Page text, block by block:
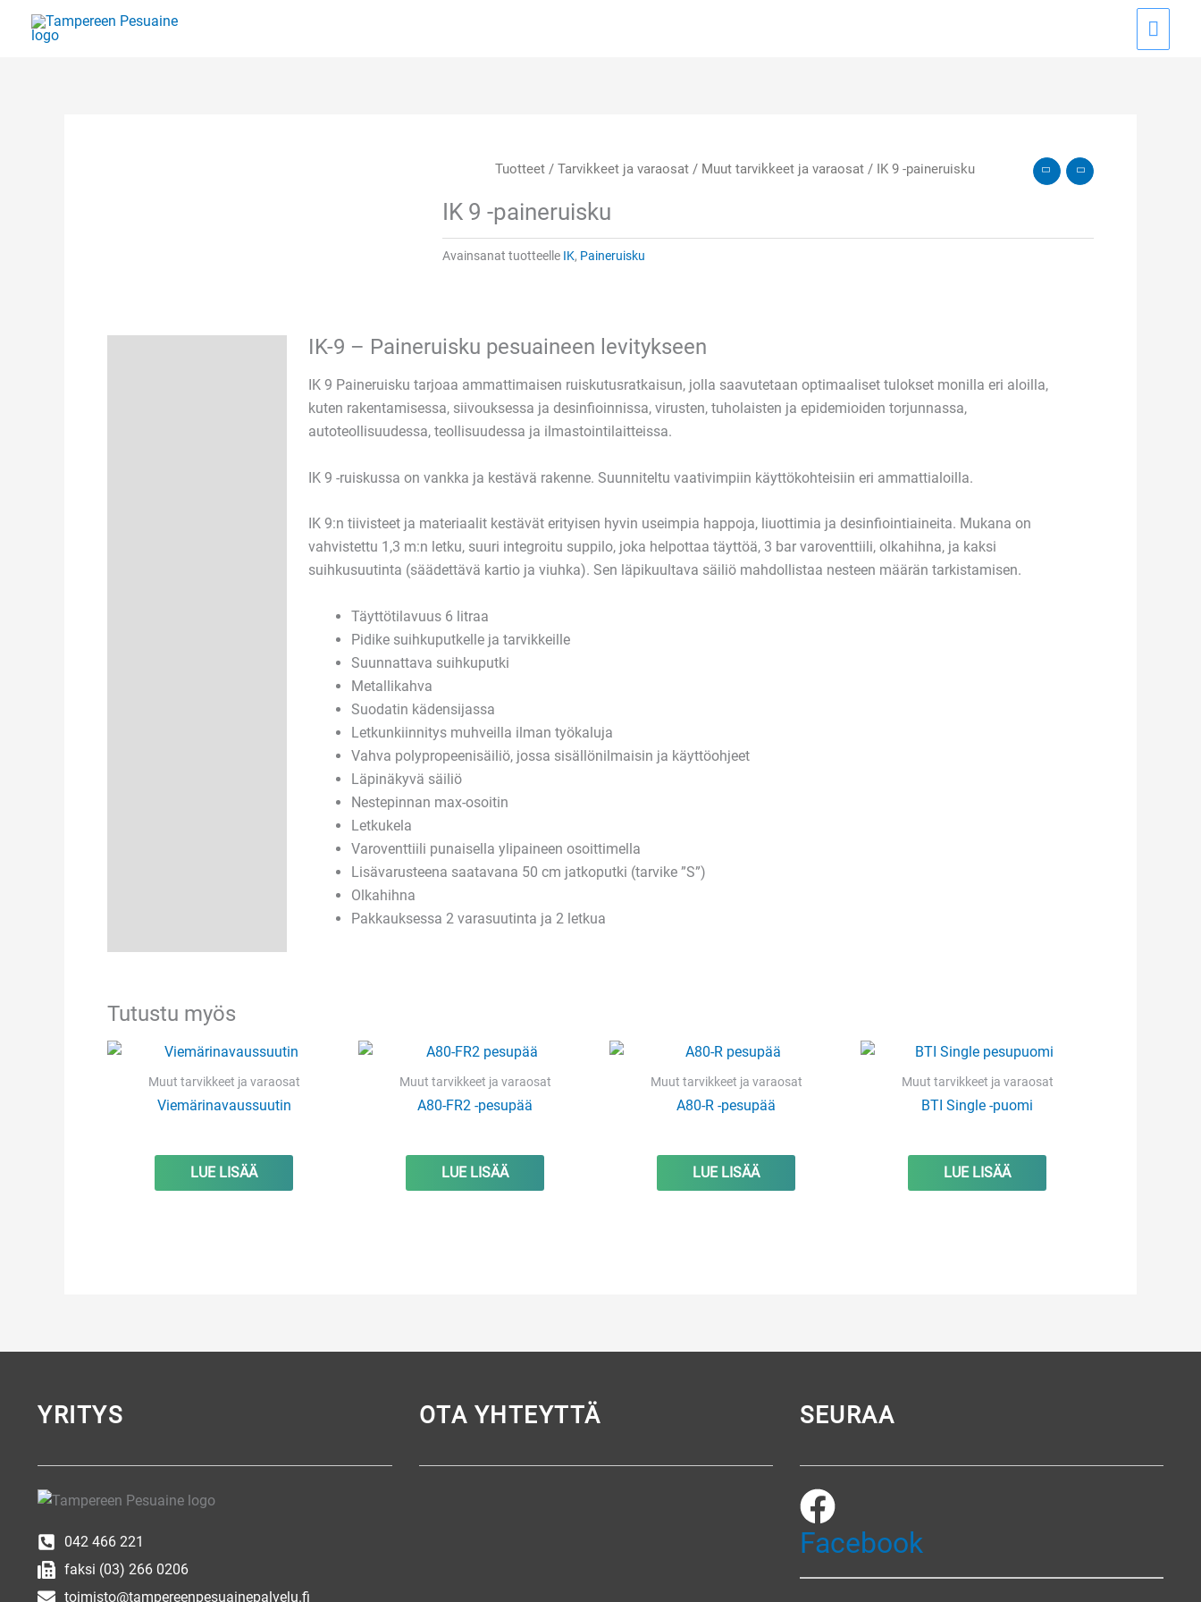
sisältöön
Tuotteet / Tarvikkeet ja varaosat / Muut tarvikkeet ja varaosat / IK 9 -paineruisku
IK 9 -paineruisku
Avainsanat tuotteelle IK, Paineruisku
IK-9 – Paineruisku pesuaineen levitykseen
IK 9 Paineruisku tarjoaa ammattimaisen ruiskutusratkaisun, jolla saavutetaan optimaaliset tulokset monilla eri aloilla,
kuten rakentamisessa, siivouksessa ja desinfioinnissa, virusten, tuholaisten ja epidemioiden torjunnassa,
autoteollisuudessa, teollisuudessa ja ilmastointilaitteissa.
IK 9 -ruiskussa on vankka ja kestävä rakenne. Suunniteltu vaativimpiin käyttökohteisiin eri ammattialoilla.
IK 9:n tiivisteet ja materiaalit kestävät erityisen hyvin useimpia happoja, liuottimia ja desinfiointiaineita. Mukana on
vahvistettu 1,3 m:n letku, suuri integroitu suppilo, joka helpottaa täyttöä, 3 bar varoventtiili, olkahihna, ja kaksi
suihkusuutinta (säädettävä kartio ja viuhka). Sen läpikuultava säiliö mahdollistaa nesteen määrän tarkistamisen.
Täyttötilavuus 6 litraa
Pidike suihkuputkelle ja tarvikkeille
Suunnattava suihkuputki
Metallikahva
Suodatin kädensijassa
Letkunkiinnitys muhveilla ilman työkaluja
Vahva polypropeenisäiliö, jossa sisällönilmaisin ja käyttöohjeet
Läpinäkyvä säiliö
Nestepinnan max-osoitin
Letkukela
Varoventtiili punaisella ylipaineen osoittimella
Lisävarusteena saatavana 50 cm jatkoputki (tarvike ”S”)
Olkahihna
Pakkauksessa 2 varasuutinta ja 2 letkua
Tutustu myös
Muut tarvikkeet ja varaosat
Viemärinavaussuutin
LUE LISÄÄ
Muut tarvikkeet ja varaosat
A80-FR2 -pesupää
LUE LISÄÄ
Muut tarvikkeet ja varaosat
A80-R -pesupää
LUE LISÄÄ
Muut tarvikkeet ja varaosat
BTI Single -puomi
LUE LISÄÄ
YRITYS
042 466 221
faksi (03) 266 0206
toimisto@tampereenpesuainepalvelu.fi
OTA YHTEYTTÄ SEURAA
Facebook